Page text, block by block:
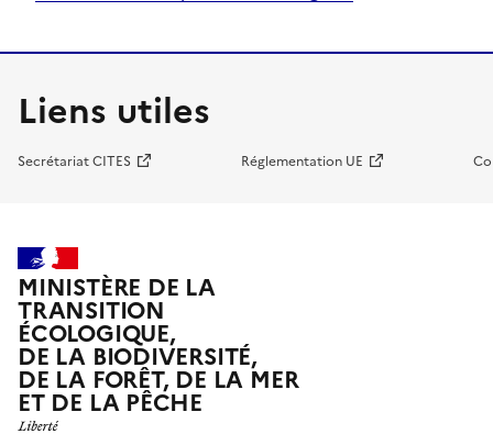
Liens utiles
Secrétariat CITES Réglementation UE
MINISTÈRE DE LA
TRANSITION
ÉCOLOGIQUE,
DE LA BIODIVERSITÉ,
DE LA FORÊT, DE LA MER
ET DE LA PÊCHE